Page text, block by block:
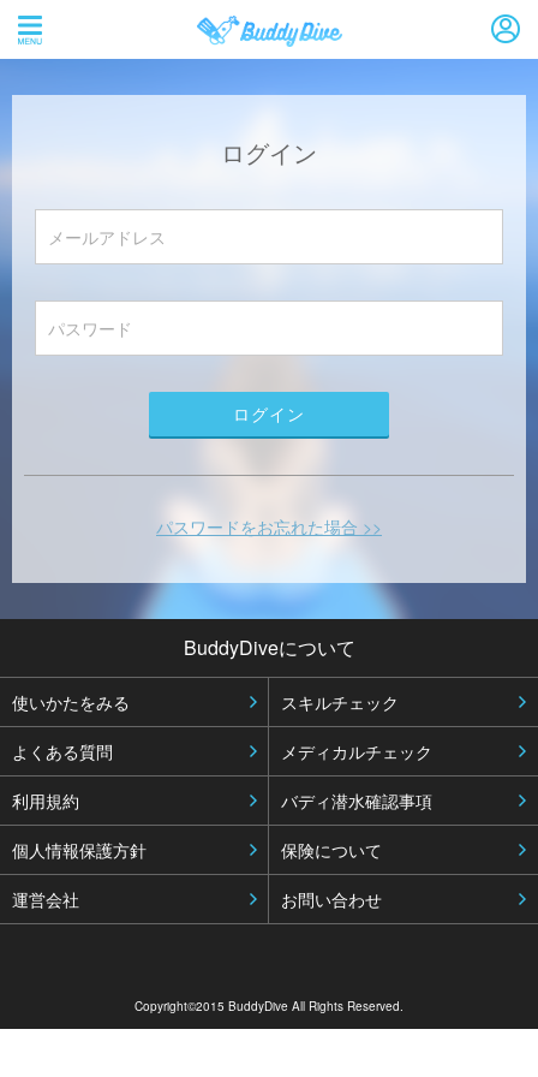
ログイン
パスワードをお忘れた場合 >>
BuddyDiveについて
使いかたをみる スキルチェック
よくある質問 メディカルチェック
利用規約 バディ潜水確認事項
個人情報保護方針 保険について
運営会社 お問い合わせ
Copyright©2015 BuddyDive All Rights Reserved.